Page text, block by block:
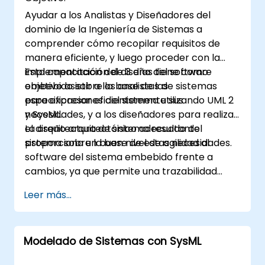
Ayudar a los Analistas y Diseñadores del
dominio de la Ingeniería de Sistemas a
comprender cómo recopilar requisitos de
manera eficiente, y luego proceder con la
implementación del diseño del software
embebido sobre la base de las
especificaciones del sistema utilizando UML 2
y SysML.
Esta capacitación de 3 días tiene como
objetivo asistir a los analistas de sistemas
para expresar eficientemente sus
necesidades, y a los diseñadores para realizar
el diseño arquitectónico adecuado del
sistema sobre la base de estas necesidades.
La arquitectura de sistema resultante
proporciona un buen nivel de agilidad al
software del sistema embebido frente a
cambios, ya que permite una trazabilidad
encapsuladas en las funciones del sistema y
aquellas de las opciones de uso (casos de
uso) de los usuarios finales hacia el nivel de
implementación del software.
Leer más...
Modelado de Sistemas con SysML